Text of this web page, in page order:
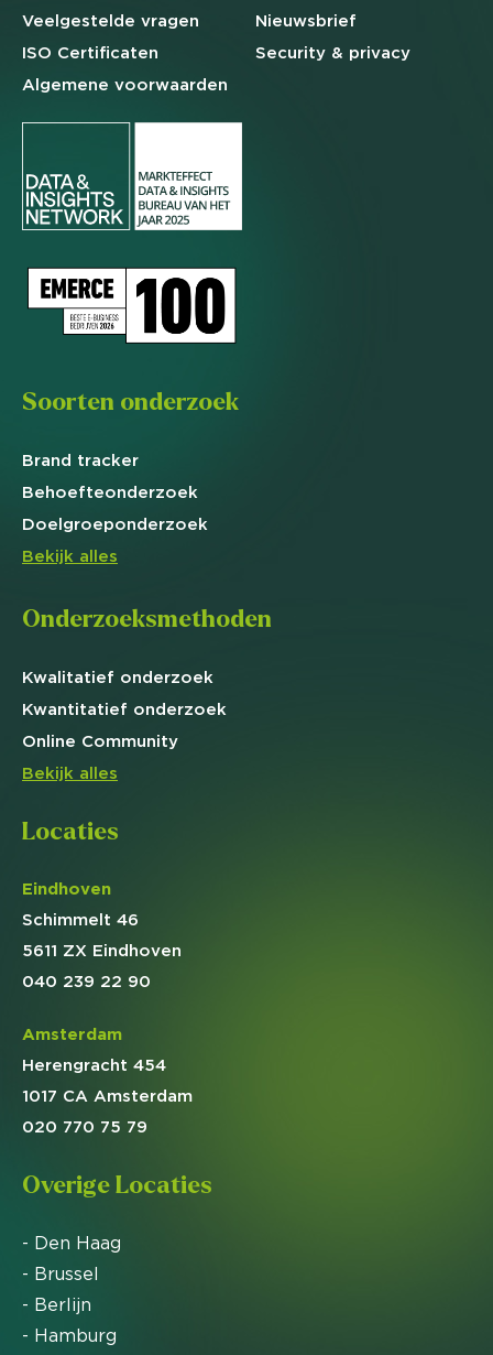
Veelgestelde vragen
ISO Certificaten
Algemene voorwaarden
Nieuwsbrief
Security & privacy
Soorten onderzoek
Brand tracker
Behoefteonderzoek
Doelgroeponderzoek
Bekijk alles
Onderzoeksmethoden
Kwalitatief onderzoek
Kwantitatief onderzoek
Online Community
Bekijk alles
Locaties
Eindhoven
Schimmelt 46
5611 ZX Eindhoven
040 239 22 90
Amsterdam
Herengracht 454
1017 CA Amsterdam
020 770 75 79
Overige Locaties
- Den Haag
- Brussel
- Berlijn
- Hamburg